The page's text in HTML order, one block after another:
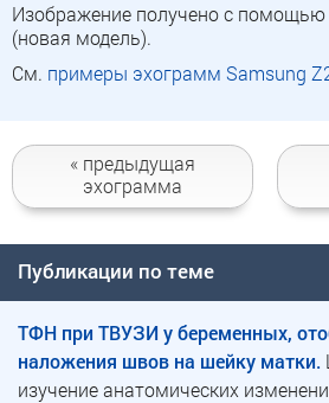
Изображение получено с помощью
(новая модель).
См. примеры эхограмм Samsung
« предыдущая
эхограмма
Публикации по теме
ТФН при ТВУЗИ у беременных,
наложения швов на шейку матки.
изучение анатомических